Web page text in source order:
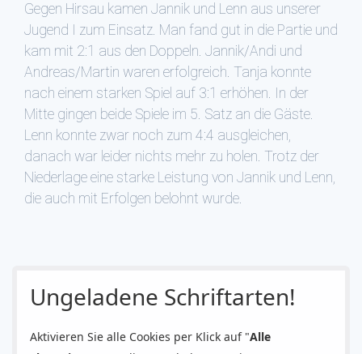
Gegen Hirsau kamen Jannik und Lenn aus unserer
Jugend I zum Einsatz. Man fand gut in die Partie und
kam mit 2:1 aus den Doppeln. Jannik/Andi und
Andreas/Martin waren erfolgreich. Tanja konnte
nach einem starken Spiel auf 3:1 erhöhen. In der
Mitte gingen beide Spiele im 5. Satz an die Gäste.
Lenn konnte zwar noch zum 4:4 ausgleichen,
danach war leider nichts mehr zu holen. Trotz der
Niederlage eine starke Leistung von Jannik und Lenn,
die auch mit Erfolgen belohnt wurde.
Ungeladene Schriftarten!
Aktivieren Sie alle Cookies per Klick auf "Alle